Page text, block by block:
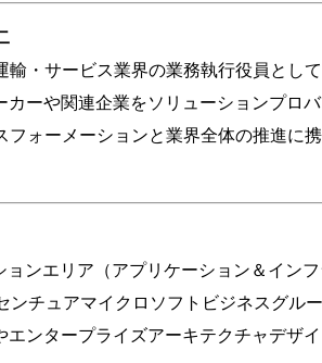
サービス業界の業務執行役員とし
ーや関連企業をソリューションプロ
ォーメーションと業界全体の推進に
ンエリア（アプリケーション＆イン
チュアマイクロソフトビジネスグル
ンタープライズアーキテクチャデザ